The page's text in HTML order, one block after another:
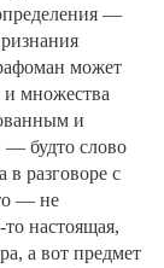
—
может
множества
и
— будто слово
в разговоре с
— не
то настоящая,
а вот предмет